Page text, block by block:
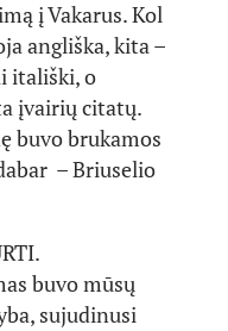
į Vakarus. Kol
angliška, kita –
itališki, o
įvairių citatų.
buvo brukamos
– Briuselio
buvo mūsų
sujudinusi